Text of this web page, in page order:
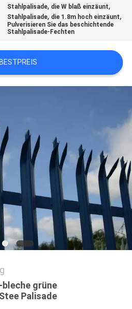
Stahlpalisade, die W blaß einzäunt,
Stahlpalisade, die 1.8m hoch einzäunt,
Pulverisieren Sie das beschichtende
Stahlpalisade-Fechten
BESTPREIS
bleche grüne
Palisade